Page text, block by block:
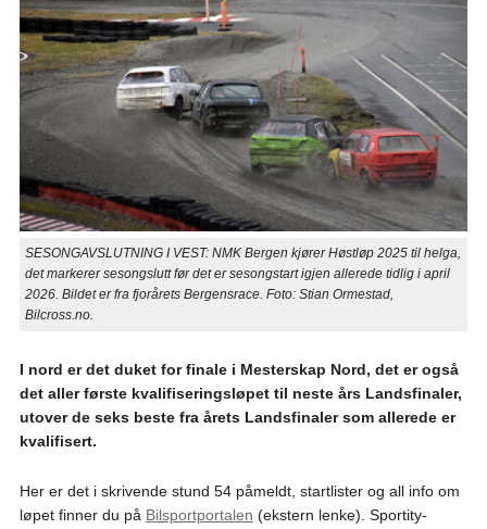
SESONGAVSLUTNING I VEST: NMK Bergen kjører Høstløp 2025 til helga,
det markerer sesongslutt før det er sesongstart igjen allerede tidlig i april
2026. Bildet er fra fjorårets Bergensrace. Foto: Stian Ormestad,
Bilcross.no.
I nord er det duket for finale i Mesterskap Nord, det er også
det aller første kvalifiseringsløpet til neste års Landsfinaler,
utover de seks beste fra årets Landsfinaler som allerede er
kvalifisert.
Her er det i skrivende stund 54 påmeldt, startlister og all info om
løpet finner du på Bilsportportalen (ekstern lenke). Sportity-